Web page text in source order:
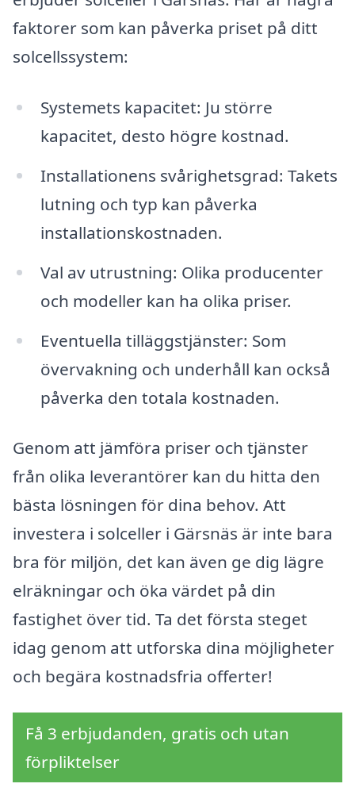
faktorer som kan påverka priset på ditt
solcellssystem:
Systemets kapacitet: Ju större
kapacitet, desto högre kostnad.
Installationens svårighetsgrad: Takets
lutning och typ kan påverka
installationskostnaden.
Val av utrustning: Olika producenter
och modeller kan ha olika priser.
Eventuella tilläggstjänster: Som
övervakning och underhåll kan också
påverka den totala kostnaden.
Genom att jämföra priser och tjänster
från olika leverantörer kan du hitta den
bästa lösningen för dina behov. Att
investera i solceller i Gärsnäs är inte bara
bra för miljön, det kan även ge dig lägre
elräkningar och öka värdet på din
fastighet över tid. Ta det första steget
idag genom att utforska dina möjligheter
och begära kostnadsfria offerter!
Få 3 erbjudanden, gratis och utan
förpliktelser